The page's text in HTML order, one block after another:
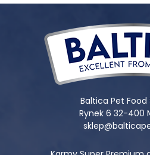
Baltica Pet Food
Rynek 6 32-400